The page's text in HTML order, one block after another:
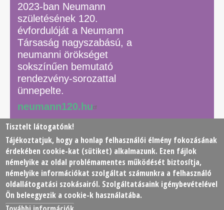
2023-ban Neumann
születésének 120.
évfordulóját a Neumann
Társaság nagyszabású, a
neumanni örökséget
sokszínűen bemutató
rendezvény-sorozattal
ünnepelte.
neumann120.hu
© 2026 Neumann János Számítógéptudományi Társaság
(NJSZT)
Footer
menu
Adatkezelési tájékoztató Impresszum Kapcsolat
Tisztelt látogatónk!
Tájékoztatjuk, hogy a honlap felhasználói élmény fokozásának
érdekében cookie-kat (sütiket) alkalmazunk. Ezen fájlok
némelyike az oldal problémamentes működését biztosítja,
némelyike információkat szolgáltat számunkra a felhasználó
oldallátogatási szokásairól. Szolgáltatásaink igénybevételével
Ön beleegyezik a cookie-k használatába.